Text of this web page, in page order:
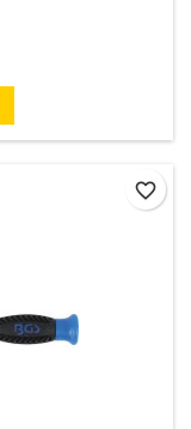
favorite_border